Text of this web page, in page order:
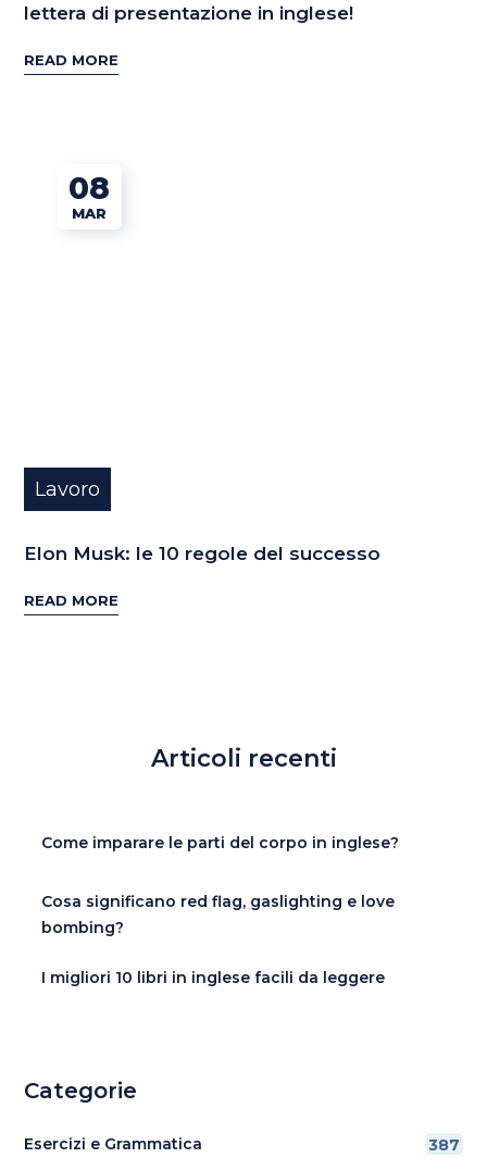
lettera di presentazione in inglese!
READ MORE
08
MAR
Lavoro
Elon Musk: le 10 regole del successo
READ MORE
Articoli recenti
Come imparare le parti del corpo in inglese?
Cosa significano red flag, gaslighting e love
bombing?
I migliori 10 libri in inglese facili da leggere
Categorie
Esercizi e Grammatica 387